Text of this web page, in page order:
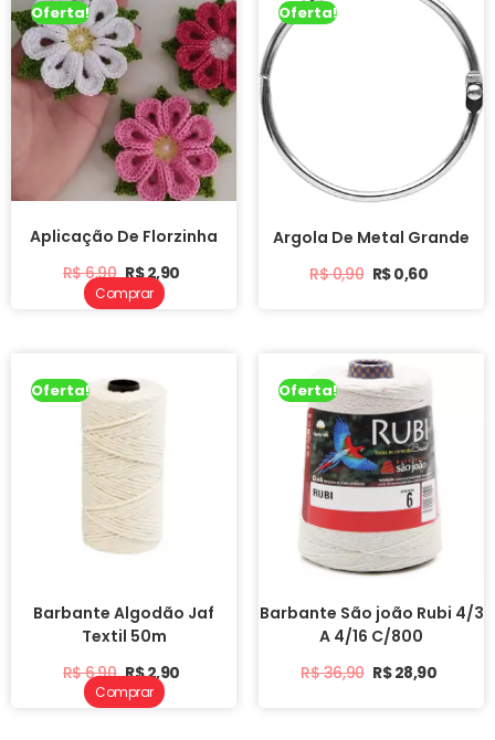
Oferta!
Aplicação De Florzinha
R$6,90 R$2,90
Oferta!
Argola De Metal Grande
R$0,90 R$0,60
Comprar
Oferta!
Barbante Algodão Jaf
Textil 50m
R$6,90 R$2,90
Oferta!
Barbante São joão Rubi 4/3
A 4/16 C/800
R$36,90 R$28,90
Comprar